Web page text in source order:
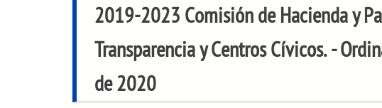
2019-2023 Comisión de Hacienda y
Transparencia y Centros Cívicos.-
de 2020